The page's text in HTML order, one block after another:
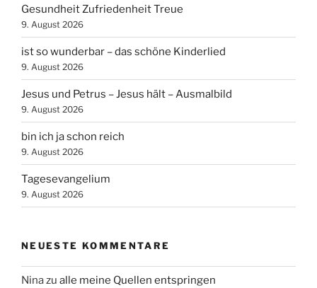
Gesundheit Zufriedenheit Treue
9. August 2026
ist so wunderbar – das schöne Kinderlied
9. August 2026
Jesus und Petrus – Jesus hält – Ausmalbild
9. August 2026
bin ich ja schon reich
9. August 2026
Tagesevangelium
9. August 2026
NEUESTE KOMMENTARE
Ninazu alle meine Quellen entspringen